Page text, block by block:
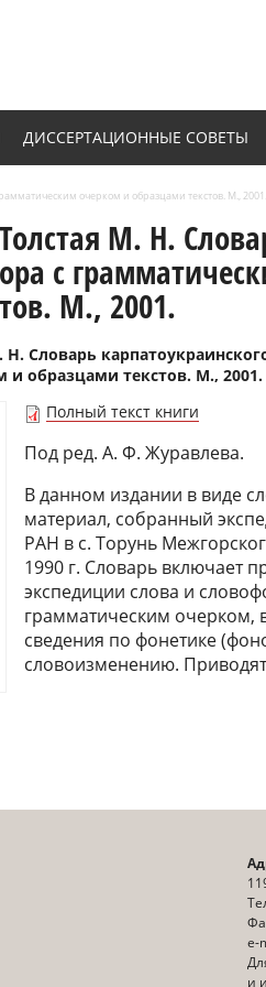
ДИССЕРТАЦИОННЫЕ СОВЕТЫ
очерком и образцами текстов. М., 2001.
М. Н.
с
М., 2001.
Словарь
образцами текстов. М., 2001.
Полный текст книги
Под ред. А. Ф. Журавлева.
В данном издании в виде
материал, собранный
РАН в с. Торунь
1990 г. Словарь включает
экспедиции слова и
грамматическим очерком,
сведения по фонетике
словоизменению.
e-
и